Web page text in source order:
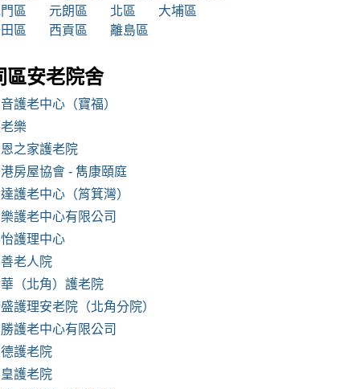
區
元朗區 北區
大埔區
區
西貢區 離島區
區安老院舍
護老中心（寶福）
樂
之家護老院
房屋協會 - 雋康頤庭
護老中心（筲箕灣）
護老中心有限公司
護理中心
老人院
（北角）護老院
護理安老院（北角分院）
護老中心有限公司
護老院
護老院